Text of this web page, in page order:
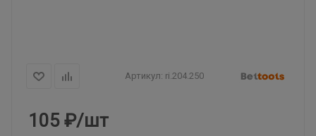
Артикул: ri.204.250
105 ₽/шт